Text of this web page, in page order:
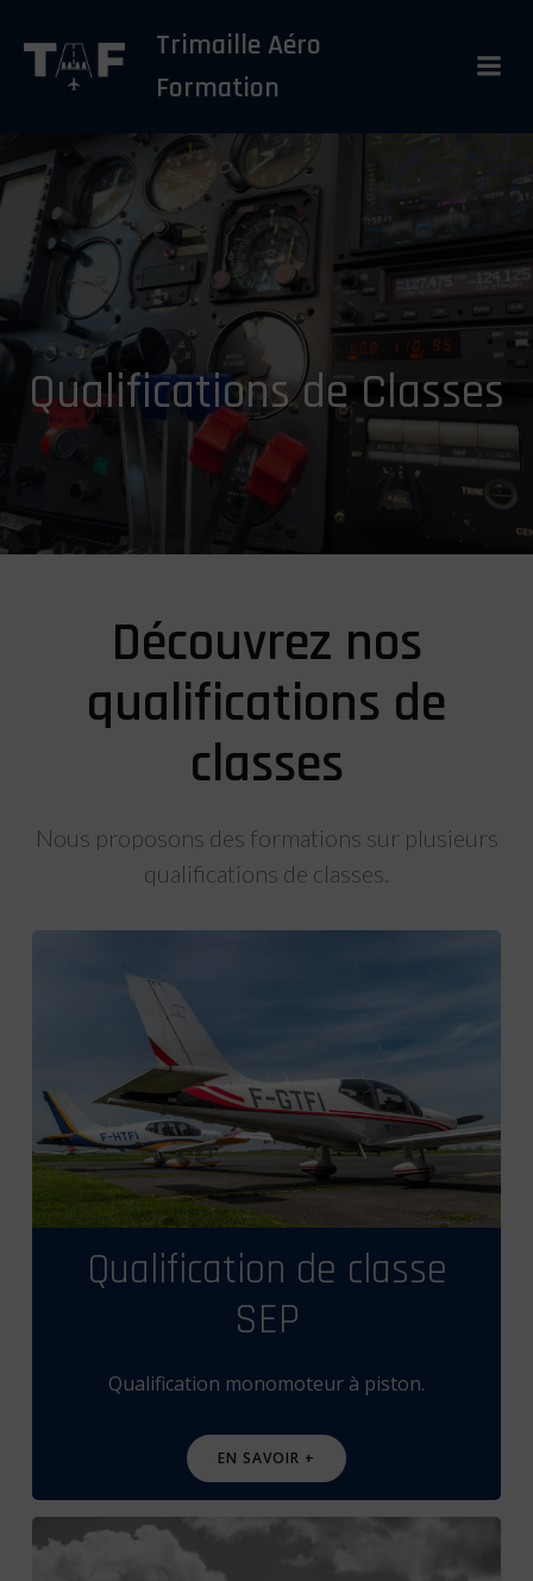
au
Trimaille Aéro
Formation
Qualifications de Classes
Découvrez nos
qualifications de
classes
Nous proposons des formations sur plusieurs
qualifications de classes.
Qualification de classe
SEP
Qualification monomoteur à piston.
EN SAVOIR +